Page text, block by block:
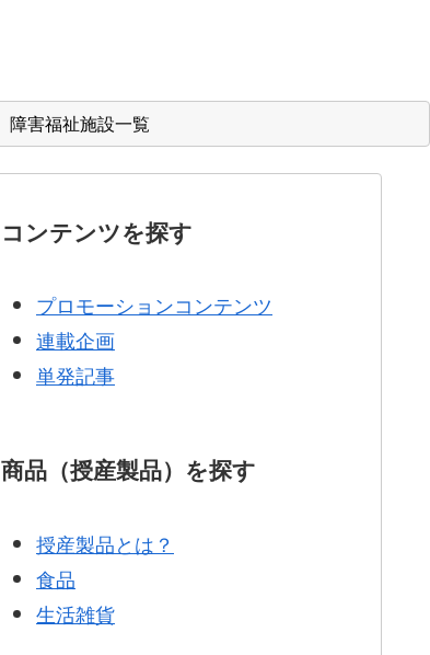
障害福祉施設一覧
コンテンツを探す
プロモーションコンテンツ
連載企画
単発記事
商品（授産製品）を探す
授産製品とは？
食品
生活雑貨